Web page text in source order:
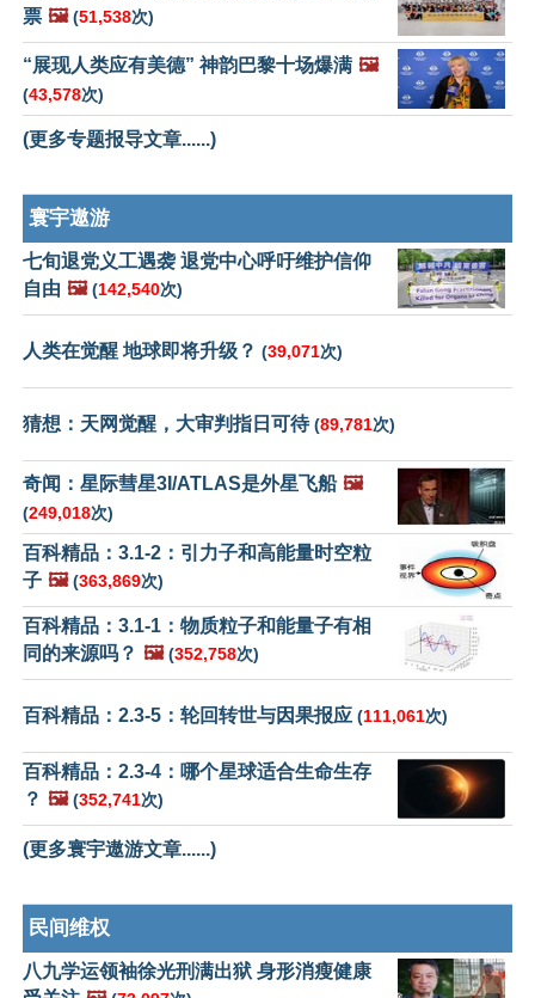
票 🖼️ (51,538次)
“展现人类应有美德” 神韵巴黎十场爆满 🖼️
(43,578次)
(更多专题报导文章......)
寰宇遨游
七旬退党义工遇袭 退党中心呼吁维护信仰
自由 🖼️ (142,540次)
人类在觉醒 地球即将升级？ (39,071次)
猜想：天网觉醒，大审判指日可待(89,781次)
奇闻：星际彗星3I/ATLAS是外星飞船 🖼️
(249,018次)
百科精品：3.1-2：引力子和高能量时空粒
子 🖼️ (363,869次)
百科精品：3.1-1：物质粒子和能量子有相
同的来源吗？ 🖼️ (352,758次)
百科精品：2.3-5：轮回转世与因果报应 (111,061次)
百科精品：2.3-4：哪个星球适合生命生存
？ 🖼️ (352,741次)
(更多寰宇遨游文章......)
民间维权
八九学运领袖徐光刑满出狱 身形消瘦健康